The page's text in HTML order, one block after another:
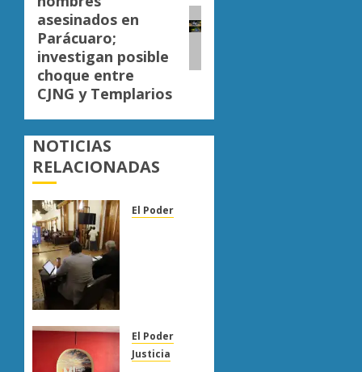
entrada:
asesinados en
Parácuaro;
investigan posible
choque entre
CJNG y Templarios
NOTICIAS
RELACIONADAS
El Poder
Municipal
para
El Poder
Justicia